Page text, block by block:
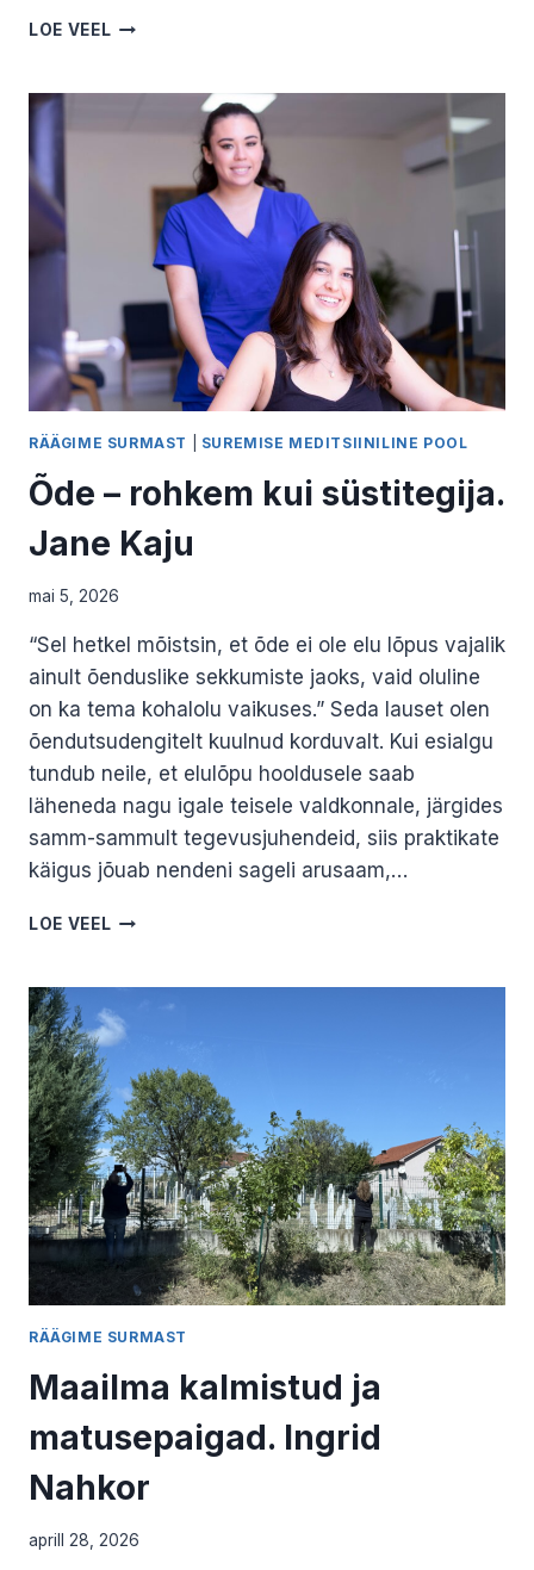
LOE VEEL LAPSENA
MARI
RÄÄGIME SURMAST SUREMISE MEDITSIINILINE POOL
Õde – rohkem kui süstitegija.
Jane Kaju
mai 5, 2026
“Sel hetkel mõistsin, et õde ei ole elu lõpus vajalik
ainult õenduslike sekkumiste jaoks, vaid oluline
on ka tema kohalolu vaikuses.” Seda lauset olen
õendutsudengitelt kuulnud korduvalt. Kui esialgu
tundub neile, et elulõpu hooldusele saab
läheneda nagu igale teisele valdkonnale, järgides
samm-sammult tegevusjuhendeid, siis praktikate
käigus jõuab nendeni sageli arusaam,…
LOE VEEL ÕDE
KUI
SÜSTITEGIJA.
JANE
KAJU
RÄÄGIME SURMAST
Maailma kalmistud ja
matusepaigad. Ingrid
Nahkor
aprill 28, 2026